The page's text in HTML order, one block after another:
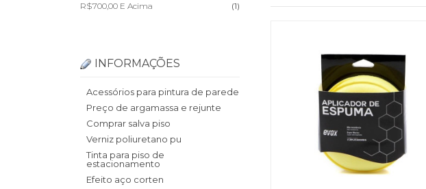
R$700,00 E Acima (1)
INFORMAÇÕES
Acessórios para pintura de parede
Preço de argamassa e rejunte
Comprar salva piso
Verniz poliuretano pu
Tinta para piso de
estacionamento
Efeito aço corten